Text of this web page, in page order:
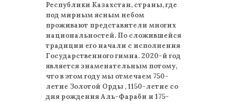
Республики Казахстан, страны, где
под мирным ясным небом
проживают представители многих
национальностей. По сложившейся
традиции его начали с исполнения
Государственного гимна. 2020-й год
является знаменательным потому,
что в этом году мы отмечаем 750-
летие Золотой Орды , 1150-летие со
дня рождения Аль-Фараби и 175-